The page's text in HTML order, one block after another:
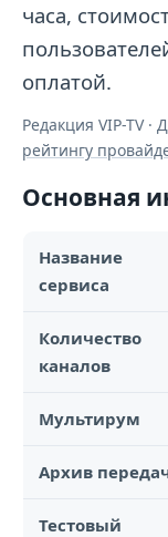
часа,
оплатой.
Редакция VIP-TV
рейтингу
Основная
Название
сервиса
Количество
каналов
Мультирум
Архив
Тестовый